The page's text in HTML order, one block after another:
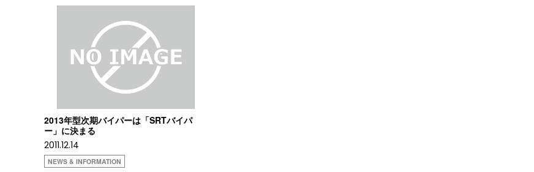
2013年型次期バイパーは「SRTバイパ
ー」に決まる
2011.12.14
NEWS & INFORMATION